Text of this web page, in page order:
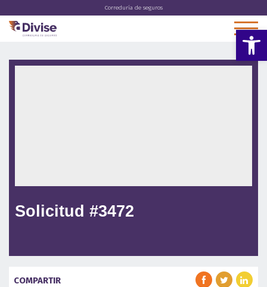
Abrir
Correduría de seguros
Solicitud #3472
COMPARTIR